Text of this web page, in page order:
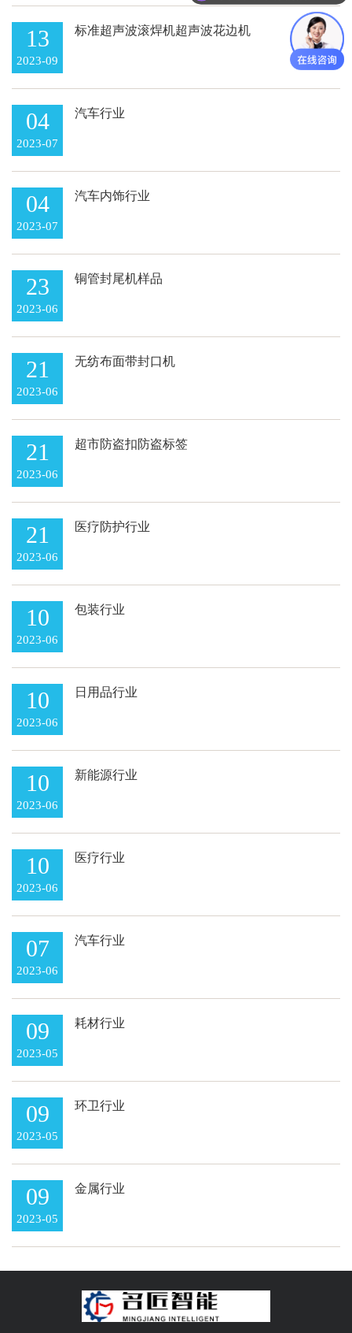
13
2023-09
标准超声波滚焊机超声波花边机
04
2023-07
汽车行业
04
2023-07
汽车内饰行业
23
2023-06
铜管封尾机样品
21
2023-06
无纺布面带封口机
21
2023-06
超市防盗扣防盗标签
21
2023-06
医疗防护行业
10
2023-06
包装行业
10
2023-06
日用品行业
10
2023-06
新能源行业
10
2023-06
医疗行业
07
2023-06
汽车行业
09
2023-05
耗材行业
09
2023-05
环卫行业
09
2023-05
金属行业